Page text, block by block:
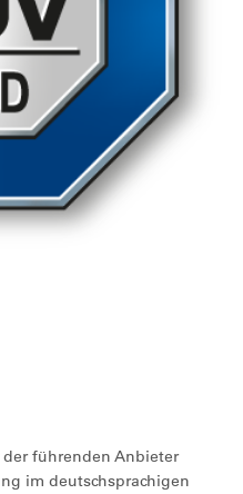
der führenden Anbieter
im deutschsprachigen